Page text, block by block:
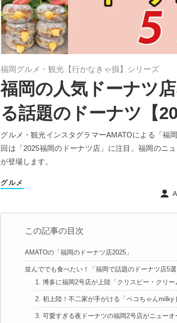
福岡グルメ・観光【行かなきゃ損】シリーズ
福岡の人気ドーナツ
る話題のドーナツ【
グルメ・観光インスタグラマーAMATOによる「福
回は「2025福岡のドーナツ店」に注目。福岡のニ
が登場します。
グルメ
この記事の目次
AMATOの「福岡のドーナツ店2025」
並んででも食べたい！「福岡で話題のドーナツ店5
1. 博多に福岡2号店が上陸「クリスピー・クリ
2. 初上陸！不二家が手がける「ペコちゃん
3. 可愛すぎる夜ドーナツの福岡2号店がニュー